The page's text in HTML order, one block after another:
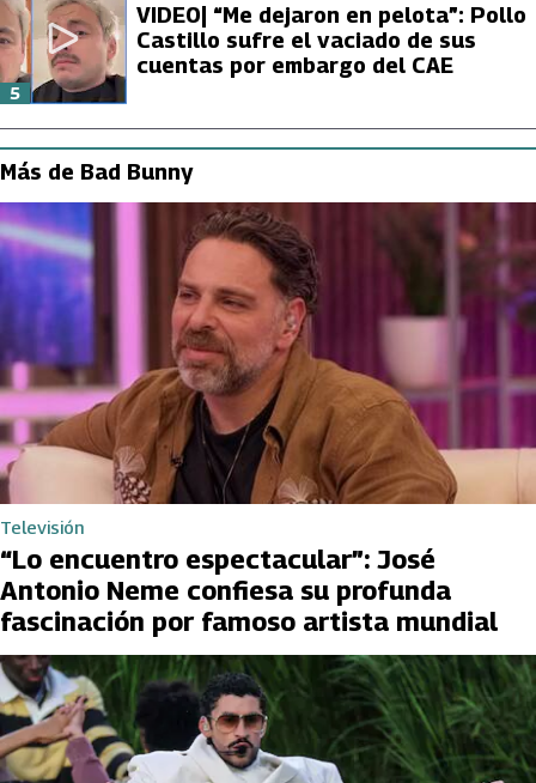
VIDEO| “Me dejaron en pelota”: Pollo
Castillo sufre el vaciado de sus
cuentas por embargo del CAE
5
Más de Bad Bunny
Televisión
“Lo encuentro espectacular”: José
Antonio Neme confiesa su profunda
fascinación por famoso artista mundial